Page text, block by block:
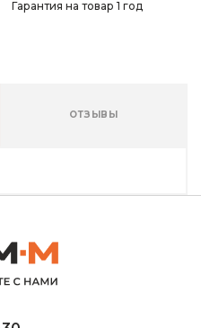
Гарантия на товар 1 год
ОТЗЫВЫ